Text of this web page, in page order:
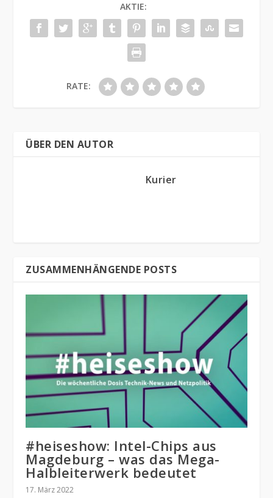
AKTIE:
RATE:
ÜBER DEN AUTOR
Kurier
ZUSAMMENHÄNGENDE POSTS
#heiseshow: Intel-Chips aus
Magdeburg – was das Mega-
Halbleiterwerk bedeutet
17. März 2022